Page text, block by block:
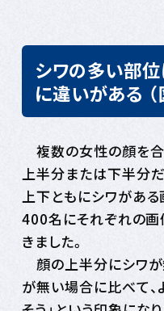
シワの多い部
に違いがある
複数の女性の顔を
上半分または下半分
上下ともにシワがあ
400名にそれぞれの
きました。
顔の上半分にシワが
が無い場合に比べて、